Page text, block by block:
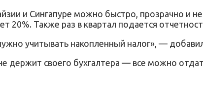
и Сингапуре можно быстро, прозрачно и
20%. Также раз в квартал подается
учитывать накопленный налог», —
своего бухгалтера — все можно